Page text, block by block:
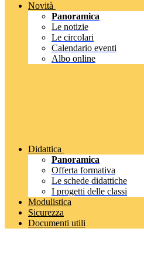
Novità
Panoramica
Le notizie
Le circolari
Calendario eventi
Albo online
Didattica
Panoramica
Offerta formativa
Le schede didattiche
I progetti delle classi
Modulistica
Sicurezza
Documenti utili